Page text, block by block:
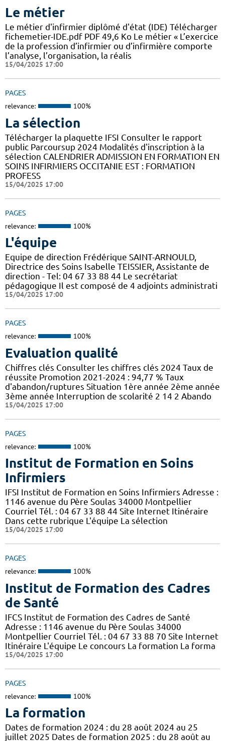
Le métier
Le métier d'infirmier diplômé d'état (IDE) Télécharger
fichemetier-IDE.pdf PDF 49,6 Ko Le métier « L’exercice
de la profession d’infirmier ou d’infirmière comporte
l’analyse, l’organisation, la réalis
15/04/2025 17:00
PAGES
relevance: 100%
La sélection
Télécharger la plaquette IFSI Consulter le rapport
public Parcoursup 2024 Modalités d'inscription à la
sélection CALENDRIER ADMISSION EN FORMATION EN
SOINS INFIRMIERS OCCITANIE EST : FORMATION
PROFESS
15/04/2025 17:00
PAGES
relevance: 100%
L'équipe
Equipe de direction Frédérique SAINT-ARNOULD,
Directrice des Soins Isabelle TEISSIER, Assistante de
direction - Tel: 04 67 33 88 44 Le secrétariat
pédagogique Il est composé de 4 adjoints administrati
15/04/2025 17:00
PAGES
relevance: 100%
Evaluation qualité
Chiffres clés Consulter les chiffres clés 2024 Taux de
réussite Promotion 2021-2024 : 94,77 % Taux
d'abandon/ruptures Situation 1ère année 2ème année
3ème année Interruption de scolarité 2 14 2 Abando
15/04/2025 17:00
PAGES
relevance: 100%
Institut de Formation en Soins
Infirmiers
IFSI Institut de Formation en Soins Infirmiers Adresse :
1146 avenue du Père Soulas 34000 Montpellier
Courriel Tél. : 04 67 33 88 44 Site Internet Itinéraire
Dans cette rubrique L'équipe La sélection
15/04/2025 17:00
PAGES
relevance: 100%
Institut de Formation des Cadres
de Santé
IFCS Institut de Formation des Cadres de Santé
Adresse : 1146 avenue du Père Soulas 34000
Montpellier Courriel Tél. : 04 67 33 88 70 Site Internet
Itinéraire L'équipe Le concours La formation La forma
15/04/2025 17:00
PAGES
relevance: 100%
La formation
Dates de formation 2024 : du 28 août 2024 au 25
juillet 2025 Dates de formation 2025 : du 28 août au